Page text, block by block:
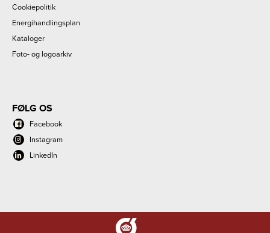
Cookiepolitik
Energihandlingsplan
Kataloger
Foto- og logoarkiv
FØLG OS
Facebook
Instagram
LinkedIn